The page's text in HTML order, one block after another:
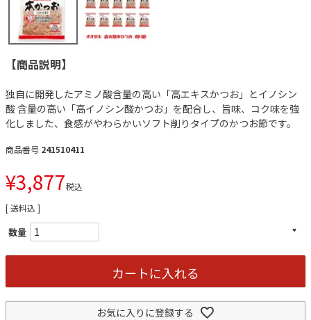
【商品説明】
独自に開発したアミノ酸含量の高い「高エキスかつお」とイノシン
酸 含量の高い「高イノシン酸かつお」を配合し、旨味、コク味を強
化しました、食感がやわらかいソフト削りタイプのかつお節です。
商品番号 241510411
¥3,877税込
送料込
カートに入れる
お気に入りに登録する